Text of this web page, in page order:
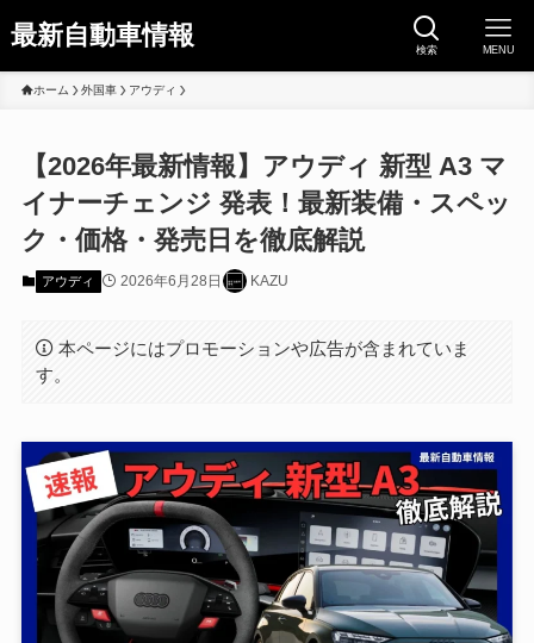
最新自動車情報 検索 MENU
ホーム 外国車 アウディ
【2026年最新情報】アウディ 新型 A3 マ
イナーチェンジ 発表！最新装備・スペッ
ク・価格・発売日を徹底解説
アウディ 2026年6月28日 KAZU
本ページにはプロモーションや広告が含まれていま
す。